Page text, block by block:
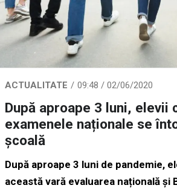
ACTUALITATE 09:48 / 02/06/2020
După aproape 3 luni, elevii
examenele naționale se
școală
După aproape 3 luni de pandemie,
această vară evaluarea națională și